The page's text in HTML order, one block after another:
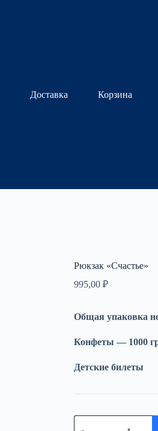
Доставка Корзина
Рюкзак «Счастье»
995,00 ₽
Общая упаковка
Конфеты — 1000
Детские билеты
Количество